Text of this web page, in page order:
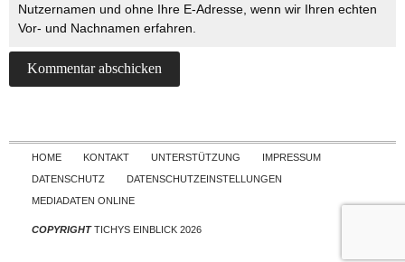
Nutzernamen und ohne Ihre E-Adresse, wenn wir Ihren echten
Vor- und Nachnamen erfahren.
Skip to content
HOME KONTAKT UNTERSTÜTZUNG
IMPRESSUM
DATENSCHUTZ
DATENSCHUTZEINSTELLUNGEN
MEDIADATEN ONLINE
COPYRIGHTTICHYS EINBLICK 2026